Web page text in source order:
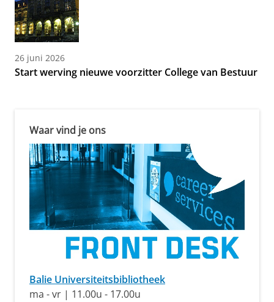
26 juni 2026
Start werving nieuwe voorzitter College van Bestuur
Waar vind je ons
Balie Universiteitsbibliotheek
ma - vr | 11.00u - 17.00u